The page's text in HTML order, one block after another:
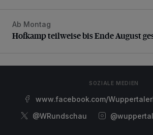
Hofkamp teilweise bis Ende August
Ab Montag
Hofkamp teilweise bis Ende August
SOZIALE MEDIEN
www.facebook.com/
@WRundschau